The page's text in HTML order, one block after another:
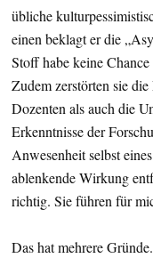
übliche
einen beklagt er die
Stoff habe keine
Zudem zerstörten sie
Dozenten als auch die
Erkenntnisse der
Anwesenheit selbst
ablenkende Wirkung
richtig. Sie führen für
Das hat mehrere Gründe.